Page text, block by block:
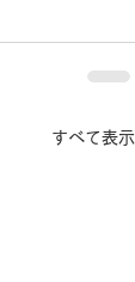
すべて表示